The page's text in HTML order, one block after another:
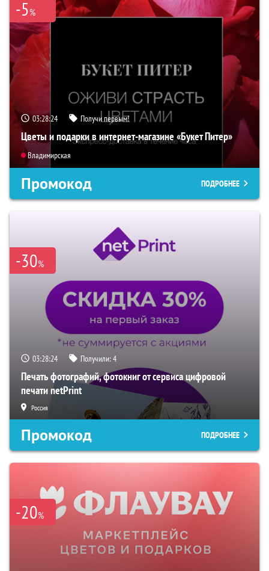
-5%
03:28:23 Получи первым!
Цветы и подарки в интернет-магазине «Букет Питер»
Владимирская
Промокод ПОДРОБНЕЕ
-30%
03:28:23 Получили:4
Печать фотографий, фотокниг от сервиса цифровой
печати netPrint
Россия
Промокод ПОДРОБНЕЕ
-20%